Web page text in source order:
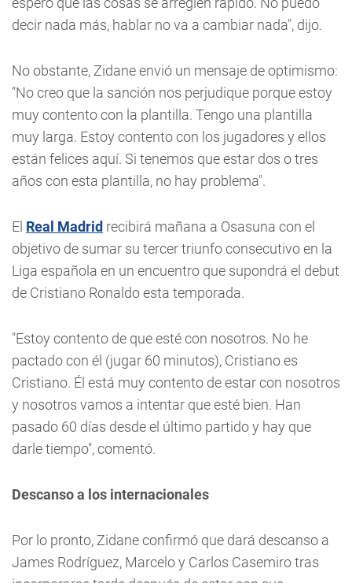
decir nada más, hablar no va a cambiar nada", dijo.
No obstante, Zidane envió un mensaje de optimismo:
"No creo que la sanción nos perjudique porque estoy
muy contento con la plantilla. Tengo una plantilla
muy larga. Estoy contento con los jugadores y ellos
están felices aquí. Si tenemos que estar dos o tres
años con esta plantilla, no hay problema".
El Real Madrid recibirá mañana a Osasuna con el
objetivo de sumar su tercer triunfo consecutivo en la
Liga española en un encuentro que supondrá el debut
de Cristiano Ronaldo esta temporada.
"Estoy contento de que esté con nosotros. No he
pactado con él (jugar 60 minutos), Cristiano es
Cristiano. Él está muy contento de estar con nosotros
y nosotros vamos a intentar que esté bien. Han
pasado 60 días desde el último partido y hay que
darle tiempo", comentó.
Descanso a los internacionales
Por lo pronto, Zidane confirmó que dará descanso a
James Rodríguez, Marcelo y Carlos Casemiro tras